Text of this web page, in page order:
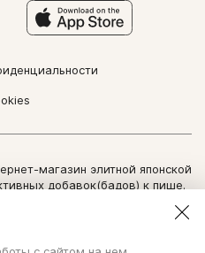
магазин элитной японской
добавок(бадов) к пище.
сайта возможно только по